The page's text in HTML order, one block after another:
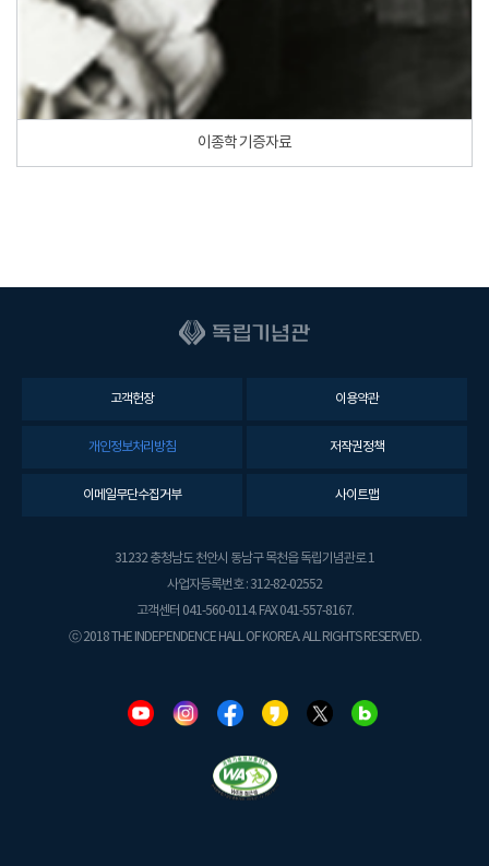
이종학 기증자료
고객헌장 이용약관
개인정보처리방침 저작권정책
이메일무단수집거부 사이트맵
31232 충청남도 천안시 동남구 목천읍 독립기념관로 1
사업자등록번호 : 312-82-02552
고객센터 041-560-0114. FAX 041-557-8167.
ⓒ 2018 THE INDEPENDENCE HALL OF KOREA. ALL RIGHTS RESERVED.